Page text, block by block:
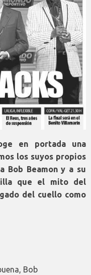
en portada una
los suyos propios
Bob Beamon y a su
que el mito del
del cuello como
Bob